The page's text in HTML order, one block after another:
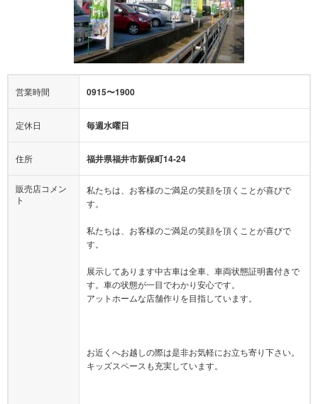
営業時間 0915〜1900
定休日 毎週水曜日
住所 福井県福井市新保町14-24
販売店コメン
ト
私たちは、お客様のご満足の笑顔を頂くことが喜びで
す。
私たちは、お客様のご満足の笑顔を頂くことが喜びで
す。
展示してあります中古車は全車、車両状態証明書付きで
す。車の状態が一目でわかり安心です。
アットホームな店舗作りを目指しています。
お近くへお越しの際は是非お気軽にお立ち寄り下さい。
キッズスペースも充実しています。